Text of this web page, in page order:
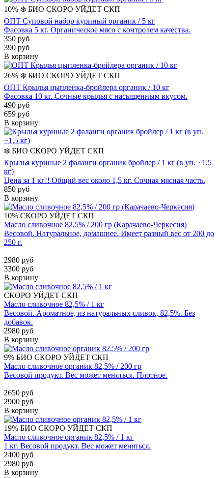
10% ❄️ БИО СКОРО УЙДЕТ СКП
ОПТ Суповой набор куриный органик / 5 кг
Фасовка 5 кг. Органическое мясо с контролем качества.
350 руб
390 руб
В корзину
26% ❄️ БИО СКОРО УЙДЕТ СКП
ОПТ Крылья цыпленка-бройлера органик / 10 кг
Фасовка 10 кг. Сочные крылья с насыщенным вкусом.
490 руб
659 руб
В корзину
❄️ БИО СКОРО УЙДЕТ СКП
Крылья куриные 2 фаланги органик бройлер / 1 кг (в уп. ~1,5
кг)
Цена за 1 кг!! Общий вес около 1,5 кг. Сочная мясная часть.
850 руб
В корзину
10% СКОРО УЙДЕТ СКП
Масло сливочное 82,5% / 200 гр (Карачаево-Черкесия)
Весовой. Натуральное, домашнее. Имеет разный вес от 200 до
250 г.
2980 руб
3300 руб
В корзину
СКОРО УЙДЕТ СКП
Масло сливочное 82,5% / 1 кг
Весовой. Ароматное, из натуральных сливок, 82,5%. Без
добавок.
2980 руб
В корзину
9% БИО СКОРО УЙДЕТ СКП
Масло сливочное органик 82,5% / 200 гр
Весовой продукт. Вес может меняться. Плотное.
2650 руб
2900 руб
В корзину
19% БИО СКОРО УЙДЕТ СКП
Масло сливочное органик 82,5% / 1 кг
1 кг. Весовой продукт. Вес может меняться.
2400 руб
2980 руб
В корзину